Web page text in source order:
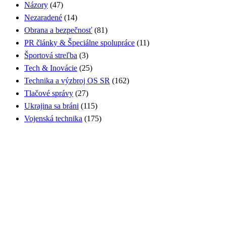
Názory (47)
Nezaradené (14)
Obrana a bezpečnosť (81)
PR články & Špeciálne spolupráce (11)
Športová streľba (3)
Tech & Inovácie (25)
Technika a výzbroj OS SR (162)
Tlačové správy (27)
Ukrajina sa bráni (115)
Vojenská technika (175)